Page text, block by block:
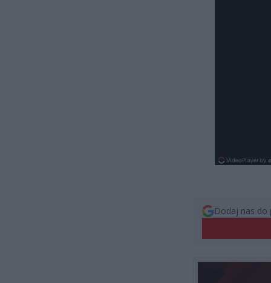
Dodaj nas do